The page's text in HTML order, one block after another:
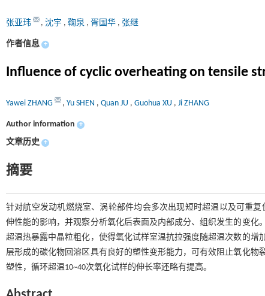
张亚玮 , 沈宇 , 鞠泉 , 胥国华 , 张继
作者信息 +
Influence of cyclic overheating on tensile
Yawei ZHANG , Yu SHEN , Quan JU , Guohua XU , Ji ZHANG
Author information +
文章历史 +
摘要
针对航空发动机燃烧室、涡轮部件均会多次出现短时超温以及可重
伸性能的影响，并观察分析氧化后表面及内部成分、组织发生的变化
超温热暴露中晶粒粗化，使得氧化试样室温抗拉强度随超温次数的
层形成的碳化物回溶区具有良好的塑性变形能力，可有效阻止氧化
塑性，循环超温10~40次氧化试样的伸长率还略有提高。